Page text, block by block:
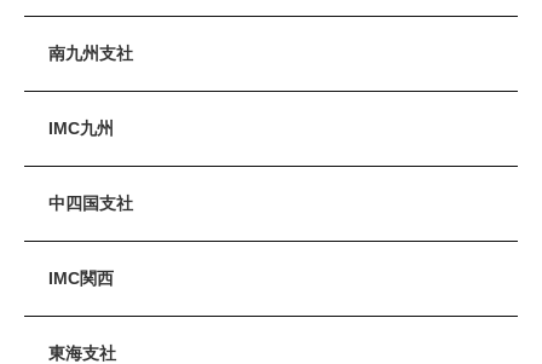
南九州支社
IMC九州
中四国支社
IMC関西
東海支社